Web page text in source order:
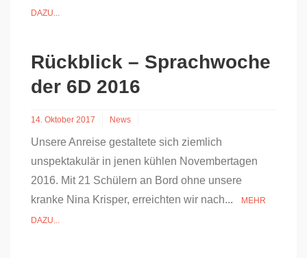
DAZU...
Rückblick – Sprachwoche
der 6D 2016
14. Oktober 2017 News
Unsere Anreise gestaltete sich ziemlich
unspektakulär in jenen kühlen Novembertagen
2016. Mit 21 Schülern an Bord ohne unsere
kranke Nina Krisper, erreichten wir nach...
MEHR
DAZU...